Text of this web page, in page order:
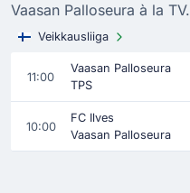
Vaasan Palloseura à la TV.
Veikkausliiga
11:00
Vaasan Palloseura
TPS
10:00
FC Ilves
Vaasan Palloseura